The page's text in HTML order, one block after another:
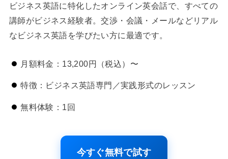
ビジネス英語に特化したオンライン英会話で、すべての
講師がビジネス経験者。交渉・会議・メールなどリアル
なビジネス英語を学びたい方に最適です。
月額料金：13,200円（税込）〜
特徴：ビジネス英語専門／実践形式のレッスン
無料体験：1回
今すぐ無料で試す